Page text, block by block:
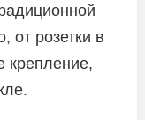
от розетки в
крепление,